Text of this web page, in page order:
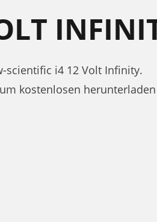
scientific i4 12 Volt Infinity.
kostenlosen